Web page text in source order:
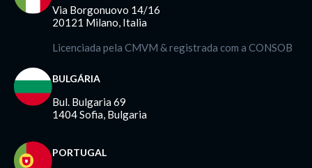
Via Borgonuovo 14/16
20121 Milano, Italia
Licenciada pela CMVM & registrada com a CONSOB
BULGÁRIA
Bul. Bulgaria 69
1404 Sofia, Bulgaria
PORTUGAL